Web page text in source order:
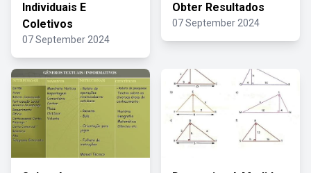
Individuais E
Coletivos
07 September 2024
Obter Resultados
07 September 2024